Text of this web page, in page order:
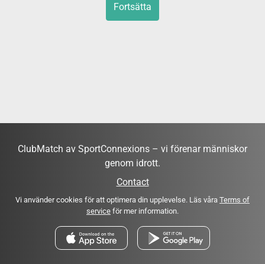
Fortsätta
ClubMatch av SportConnexions – vi förenar människor
genom idrott.
Contact
Vi använder cookies för att optimera din upplevelse. Läs våra Terms of
service för mer information.